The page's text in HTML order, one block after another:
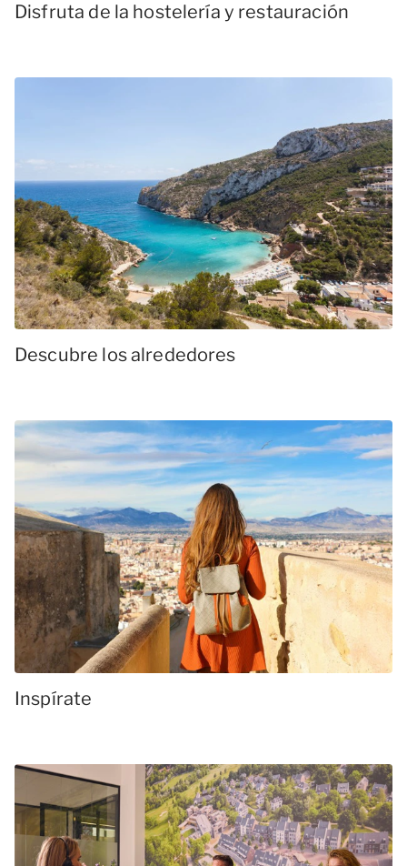
Disfruta de la hostelería y restauración
Descubre los alrededores
Inspírate